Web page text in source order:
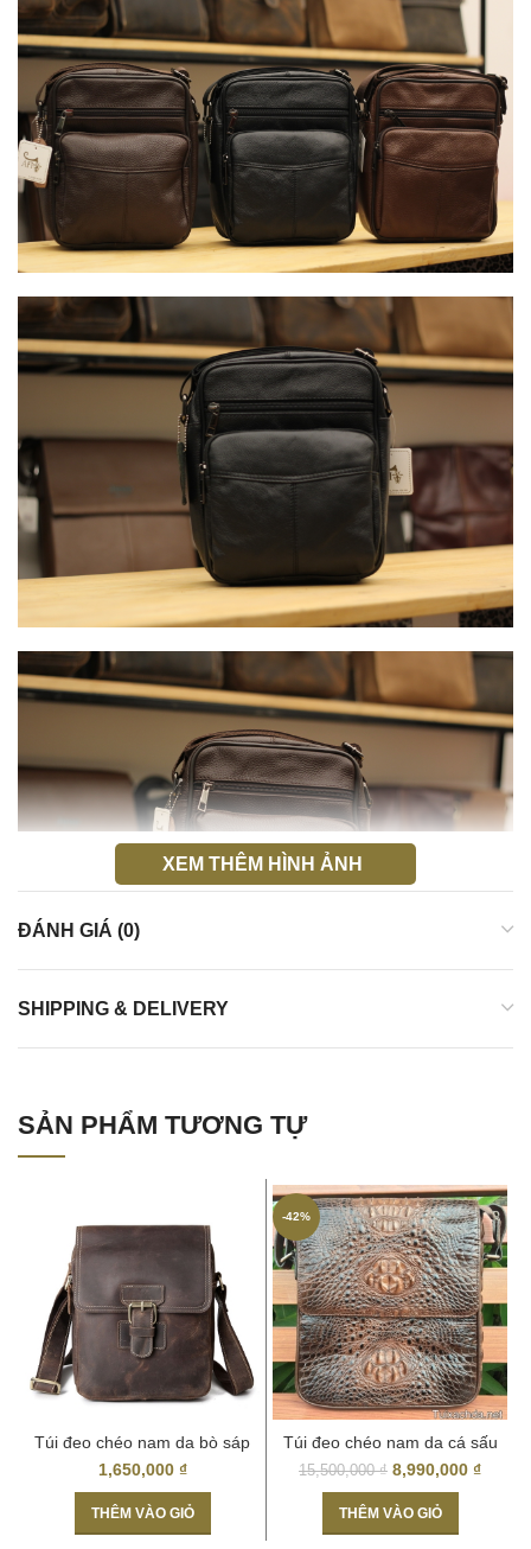
XEM THÊM HÌNH ẢNH
ĐÁNH GIÁ (0)
SHIPPING & DELIVERY
SẢN PHẨM TƯƠNG TỰ
Túi đeo chéo nam da bò sáp
thời trang KT59
1,650,000 ₫
THÊM VÀO GIỎ
-42%
Túi đeo chéo nam da cá sấu
thật 04
15,500,000₫ 8,990,000 ₫
THÊM VÀO GIỎ